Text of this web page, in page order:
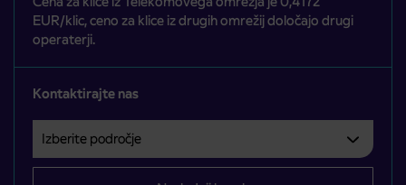
EUR/klic, ceno za klice iz drugih omrežij določajo drugi
operaterji.
Kontaktirajte nas
Izberite področje
Področje je obvezno izbrati.